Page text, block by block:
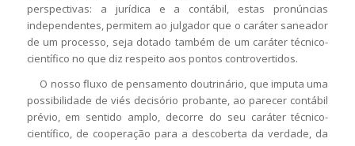
perspectivas: a jurídica e a contábil, estas pronúncias
independentes, permitem ao julgador que o caráter saneador
de um processo, seja dotado também de um caráter técnico-
científico no que diz respeito aos pontos controvertidos.
O nosso fluxo de pensamento doutrinário, que imputa uma
possibilidade de viés decisório probante, ao parecer contábil
prévio, em sentido amplo, decorre do seu caráter técnico-
científico, de cooperação para a descoberta da verdade, da